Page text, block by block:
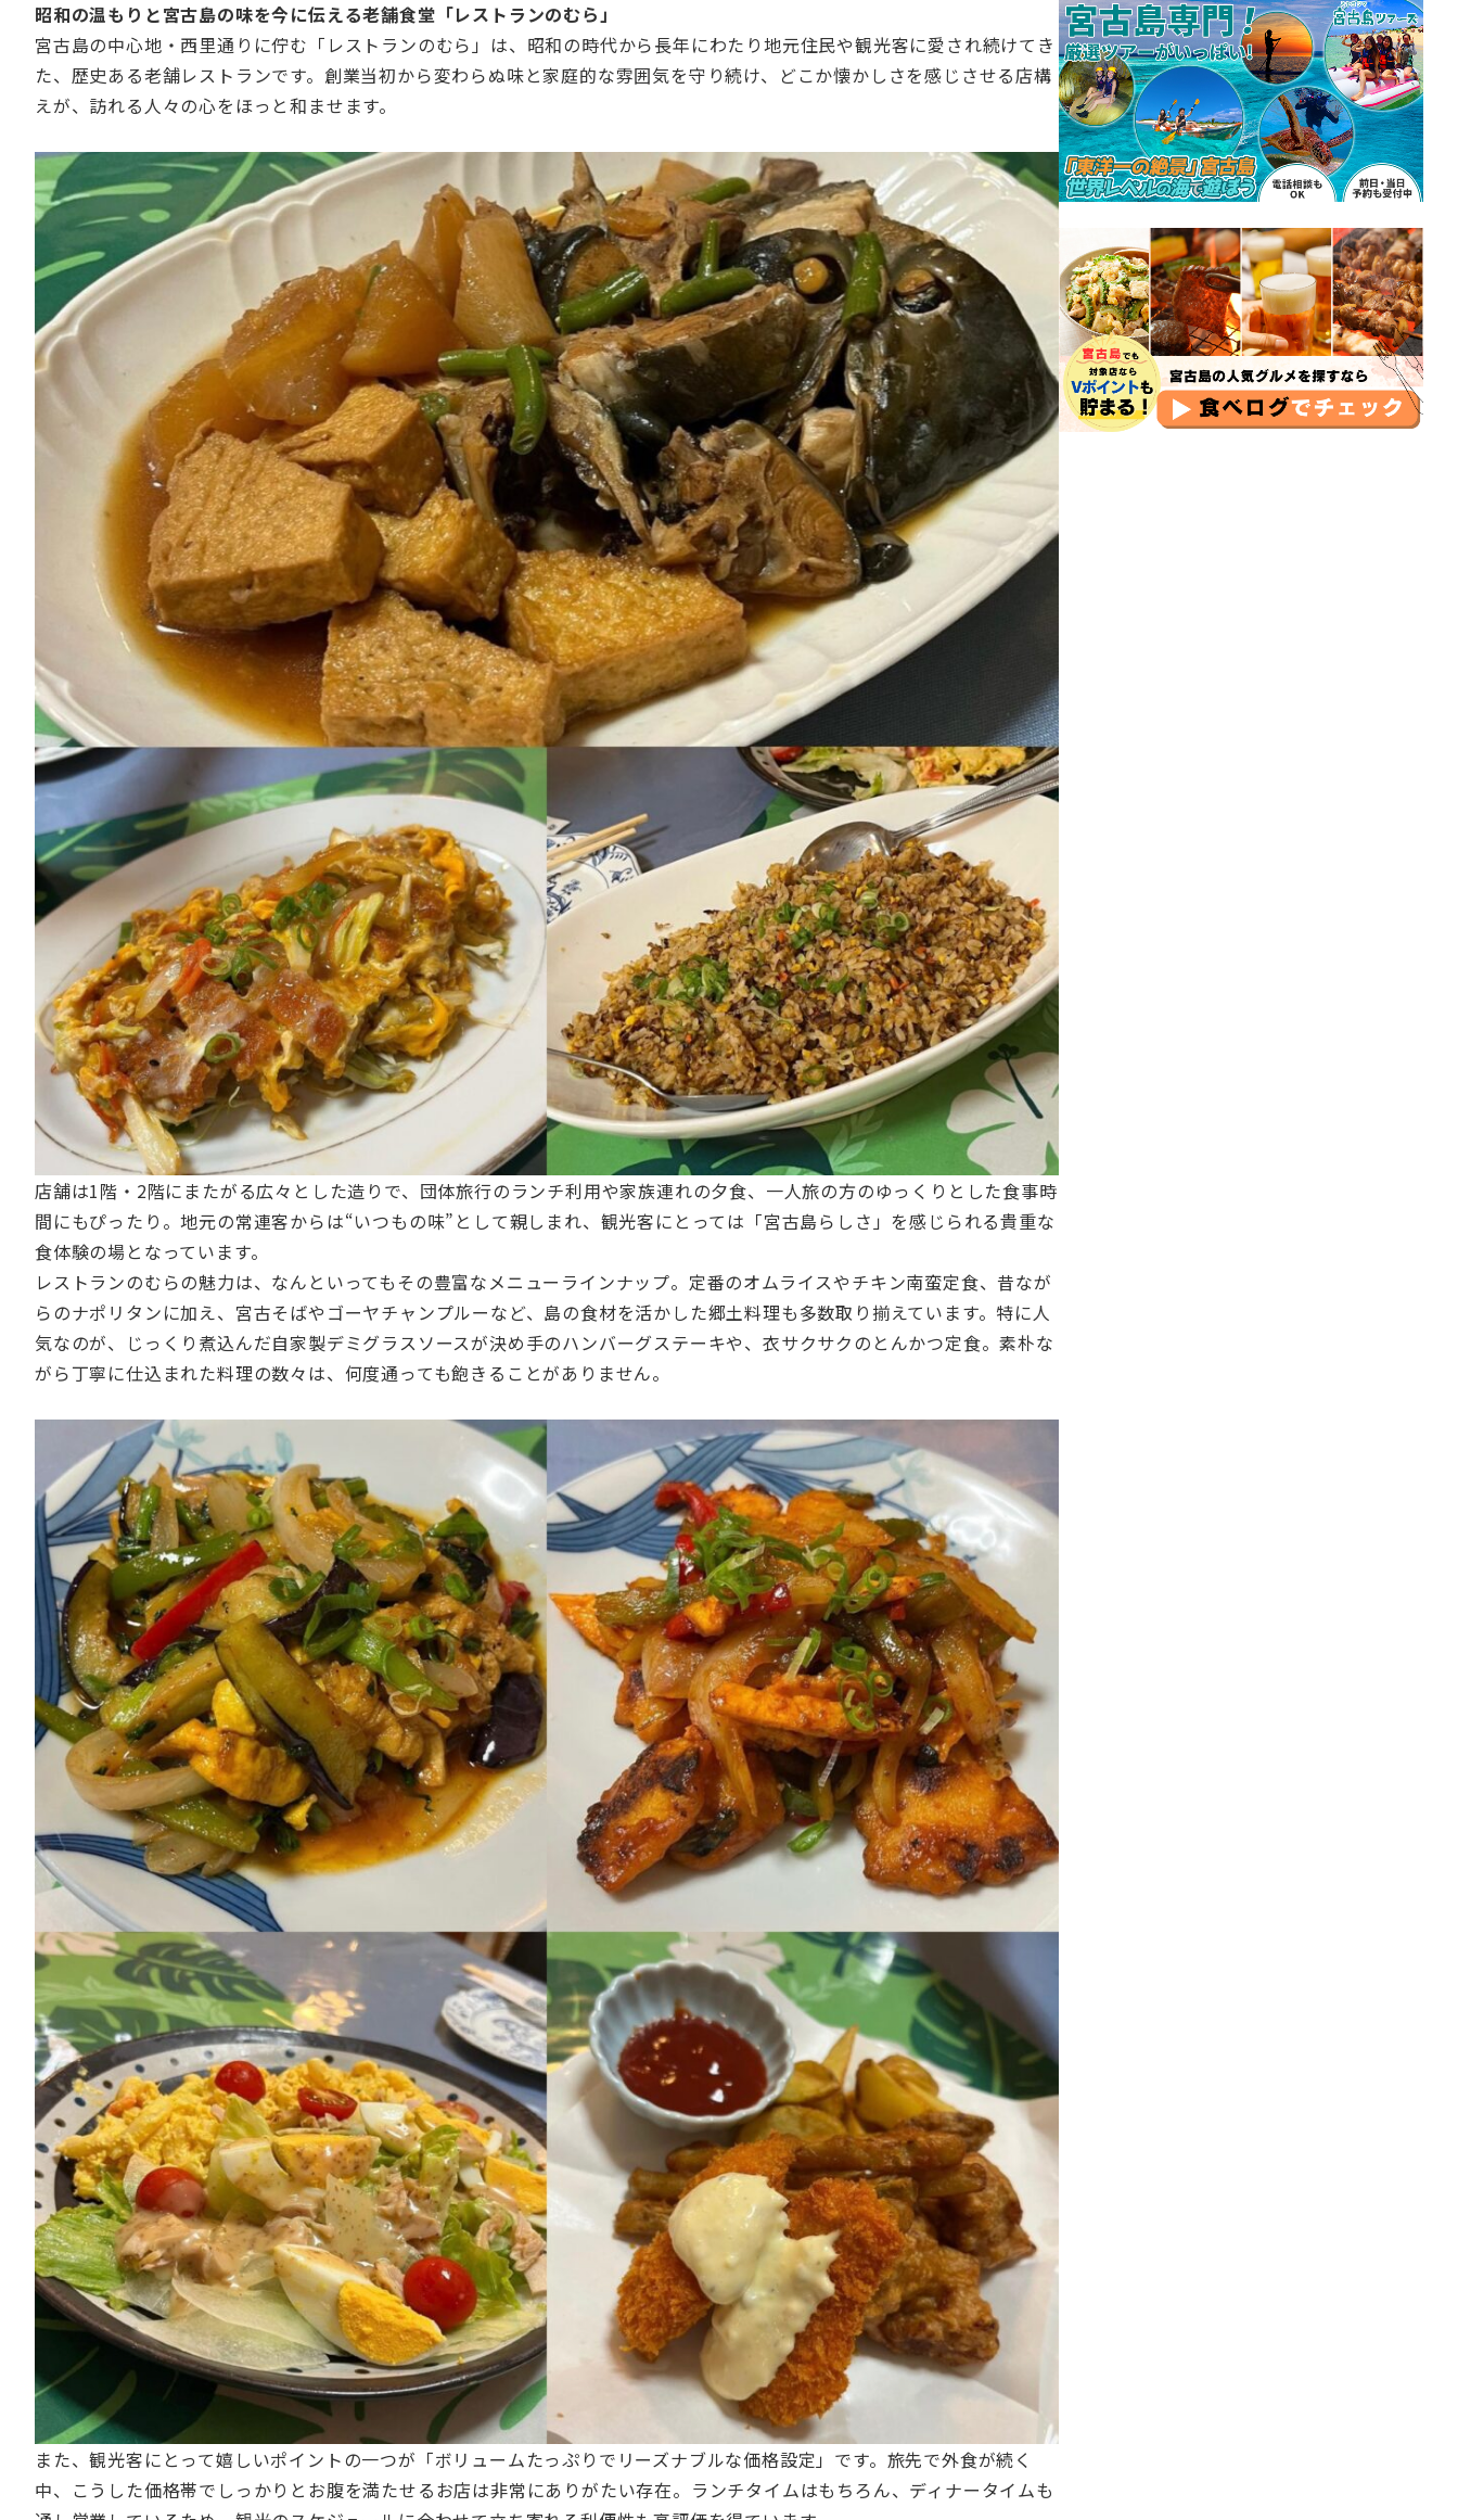
昭和の温もりと宮古島の味を今に伝える老舗食堂「レストランのむら」
宮古島の中心地・西里通りに佇む「レストランのむら」は、昭和の時代から長年にわたり地元住民や観光客に愛され続けてき
た、歴史ある老舗レストランです。創業当初から変わらぬ味と家庭的な雰囲気を守り続け、どこか懐かしさを感じさせる店構
えが、訪れる人々の心をほっと和ませます。
店舗は1階・2階にまたがる広々とした造りで、団体旅行のランチ利用や家族連れの夕食、一人旅の方のゆっくりとした食事時
間にもぴったり。地元の常連客からは“いつもの味”として親しまれ、観光客にとっては「宮古島らしさ」を感じられる貴重な
食体験の場となっています。
レストランのむらの魅力は、なんといってもその豊富なメニューラインナップ。定番のオムライスやチキン南蛮定食、昔なが
らのナポリタンに加え、宮古そばやゴーヤチャンプルーなど、島の食材を活かした郷土料理も多数取り揃えています。特に人
気なのが、じっくり煮込んだ自家製デミグラスソースが決め手のハンバーグステーキや、衣サクサクのとんかつ定食。素朴な
がら丁寧に仕込まれた料理の数々は、何度通っても飽きることがありません。
また、観光客にとって嬉しいポイントの一つが「ボリュームたっぷりでリーズナブルな価格設定」です。旅先で外食が続く
中、こうした価格帯でしっかりとお腹を満たせるお店は非常にありがたい存在。ランチタイムはもちろん、ディナータイムも